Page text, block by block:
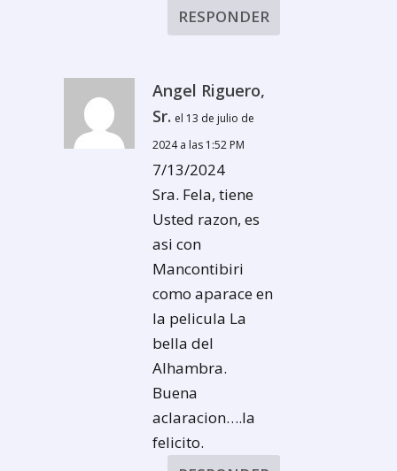
RESPONDER
Angel Riguero,
Sr. el 13 de julio de
2024 a las 1:52 PM
7/13/2024
Sra. Fela, tiene
Usted razon, es
asi con
Mancontibiri
como aparace en
la pelicula La
bella del
Alhambra.
Buena
aclaracion….la
felicito.